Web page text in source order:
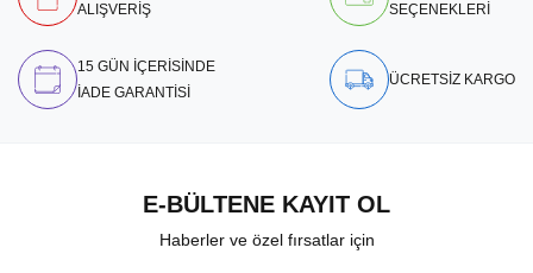
ALIŞVERİŞ
SEÇENEKLERİ
15 GÜN İÇERİSİNDE
İADE GARANTİSİ
ÜCRETSİZ KARGO
E-BÜLTENE KAYIT OL
Haberler ve özel fırsatlar için